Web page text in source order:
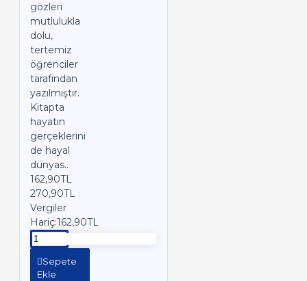
gözleri
mutlulukla
dolu,
tertemiz
öğrenciler
tarafından
yazılmıştır.
Kitapta
hayatın
gerçeklerini
de hayal
dünyas..
162,90TL
270,90TL
Vergiler
Hariç:162,90TL
Sepete
Ekle